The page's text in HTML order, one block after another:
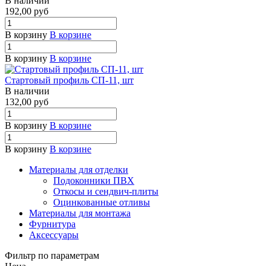
192,00 руб
В корзину В корзине
В корзину В корзине
Стартовый профиль СП-11, шт
В наличии
132,00 руб
В корзину В корзине
В корзину В корзине
Материалы для отделки
Подоконники ПВХ
Откосы и сендвич-плиты
Оцинкованные отливы
Материалы для монтажа
Фурнитура
Аксессуары
Фильтр по параметрам